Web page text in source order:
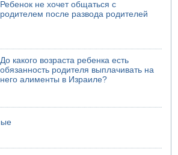
пожар на местности
на Израиль в вопросе Ливана
сексшоп в Холоне
Ребенок не хочет общаться с
родителем после развода родителей
До какого возраста ребенка есть
обязанность родителя выплачивать на
него алименты в Израиле?